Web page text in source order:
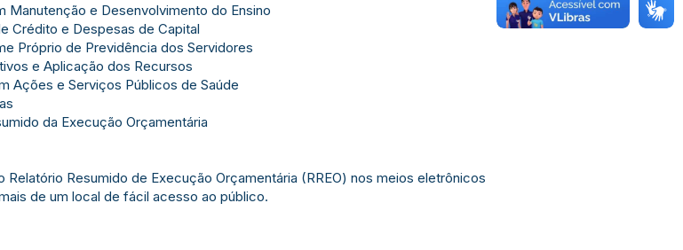
e Desenvolvimento do Ensino
Crédito e Despesas de Capital
Próprio de Previdência dos Servidores
e Aplicação dos Recursos
Ações e Serviços Públicos de Saúde
da Execução Orçamentária
Resumido de Execução Orçamentária (RREO) nos meios eletrônicos
de um local de fácil acesso ao público.